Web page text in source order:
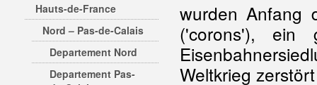
Hauts-de-France
Nord – Pas-de-Calais
Departement Nord
Departement Pas-
wurden Anfang
('corons'), ein
Weltkrieg